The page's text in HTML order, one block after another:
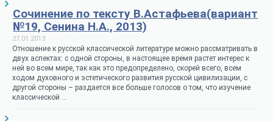
Сочинение по тексту В.Астафьева(вариант
№19, Сенина Н.А., 2013)
27.01.2013
Отношение к русской классической литературе можно рассматривать в
двух аспектах: с одной стороны, в настоящее время растет интерес к
ней во всем мире, так как это предопределено, скорей всего, всем
ходом духовного и эстетического развития русской цивилизации, с
другой стороны – раздается все больше голосов о том, что изучение
классической …